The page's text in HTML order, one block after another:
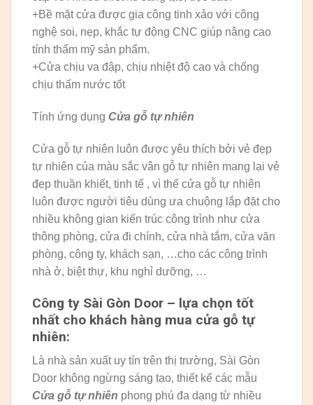
+Bề mặt cửa được gia công tinh xảo với công
nghệ soi, nẹp, khắc tự động CNC giúp nâng cao
tính thẩm mỹ sản phẩm.
+Cửa chịu va đập, chịu nhiệt độ cao và chống
chịu thấm nước tốt
Tính ứng dụng Cửa gỗ tự nhiên
Cửa gỗ tự nhiên luôn được yêu thích bởi vẻ đẹp
tự nhiên của màu sắc vân gỗ tự nhiên mang lại vẻ
đẹp thuần khiết, tinh tế , vì thế cửa gỗ tự nhiên
luôn được người tiêu dùng ưa chuộng lắp đặt cho
nhiều không gian kiến trúc công trình như cửa
thông phòng, cửa đi chính, cửa nhà tắm, cửa văn
phòng, công ty, khách sạn, …cho các công trình
nhà ở, biệt thự, khu nghỉ dưỡng, …
Công ty Sài Gòn Door – lựa chọn tốt
nhất cho khách hàng mua cửa gỗ tự
nhiên:
Là nhà sản xuất uy tín trên thị trường, Sài Gòn
Door không ngừng sáng tạo, thiết kế các mẫu
Cửa gỗ tự nhiên phong phú đa dạng từ nhiều